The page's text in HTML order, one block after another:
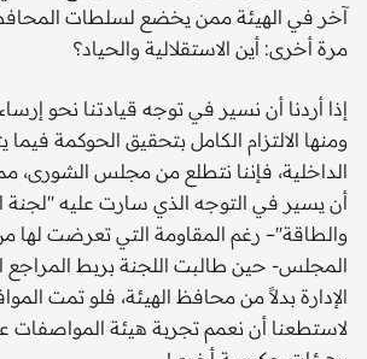
آخر في الهيئة ممن يخضع لسلطات المحافظ
مرة أخرى: أين الاستقلالية والحياد؟
إذا أردنا أن نسير في توجه قيادتنا نحو
ومنها الالتزام الكامل بتحقيق الحوكمة فيما
الداخلية، فإننا نتطلع من مجلس الشورى،
أن يسير في التوجه الذي سارت عليه ''لجنة
والطاقة''– رغم المقاومة التي تعرضت
المجلس- حين طالبت اللجنة بربط
الإدارة بدلاً من محافظ الهيئة، فلو تمت
لاستطعنا أن نعمم تجربة هيئة